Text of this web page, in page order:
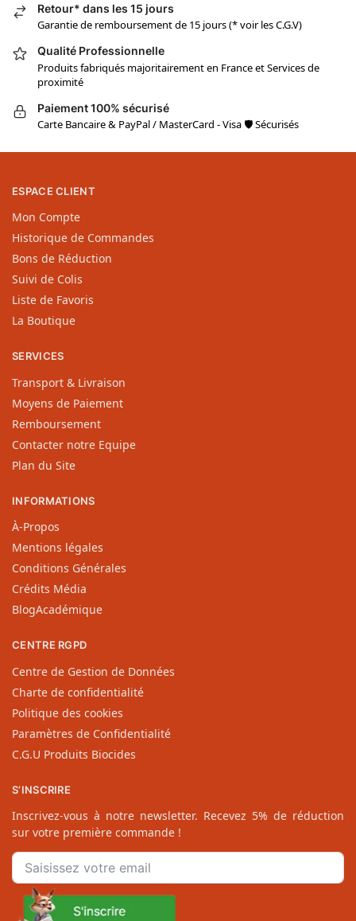
Retour* dans les 15 jours
Garantie de remboursement de 15 jours (* voir les C.G.V)
Qualité Professionnelle
Produits fabriqués majoritairement en France et Services de
proximité
Paiement 100% sécurisé
Carte Bancaire & PayPal / MasterCard - Visa 🛡 Sécurisés
ESPACE CLIENT
Mon Compte
Historique de Commandes
Bons de Réduction
Suivi de Colis
Liste de Favoris
La Boutique
SERVICES
Transport & Livraison
Moyens de Paiement
Remboursement
Contacter notre Equipe
Plan du Site
INFORMATIONS
À-Propos
Mentions légales
Conditions Générales
Crédits Média
BlogAcadémique
CENTRE RGPD
Centre de Gestion de Données
Charte de confidentialité
Politique des cookies
Paramètres de Confidentialité
C.G.U Produits Biocides
S’INSCRIRE
Inscrivez-vous à notre newsletter. Recevez 5% de réduction
sur votre première commande !